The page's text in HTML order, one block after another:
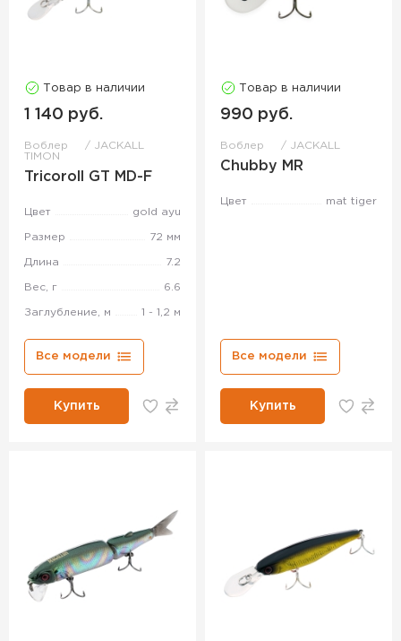
Товар в наличии
1 140 руб.
Воблер
JACKALL
TIMON
Tricoroll GT MD-F
Цвет gold ayu
Размер 72 мм
Длина 7.2
Вес, г 6.6
Заглубление, м 1 - 1,2 м
Все модели
Купить
Товар в наличии
990 руб.
Воблер JACKALL
Chubby MR
Цвет mat tiger
Все модели
Купить